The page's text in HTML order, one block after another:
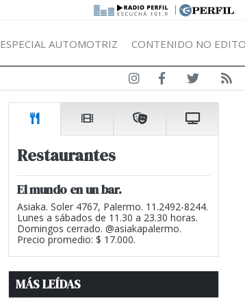
|
ESPECIAL AUTOMOTRIZ CONTENIDO NO
Restaurantes
El mundo en un bar.
Asiaka. Soler 4767, Palermo. 11.2492-8244.
Lunes a sábados de 11.30 a 23.30 horas.
Domingos cerrado. @asiakapalermo.
Precio promedio: $ 17.000.
MÁS LEÍDAS